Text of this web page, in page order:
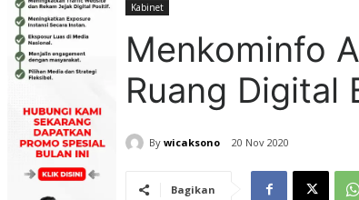
Kabinet
Menkominfo
Ruang Digital
By wicaksono 20 Nov 2020
Bagikan